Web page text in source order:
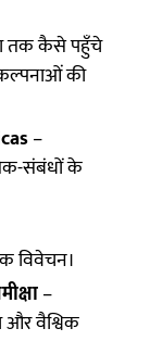
तक कैसे पहुँचे
की
–
संबंधों के
विवेचन।
–
वैश्विक